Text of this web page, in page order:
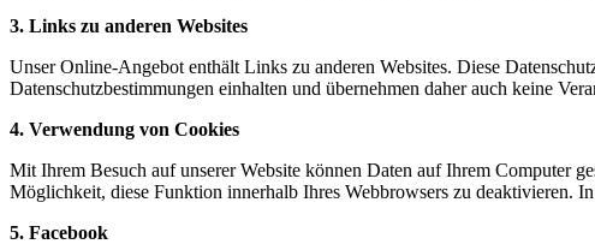
3. Links zu anderen Websites
Unser Online-Angebot enthält Links zu anderen Websites. Diese
Datenschutzbestimmungen einhalten und übernehmen daher auch keine
4. Verwendung von Cookies
Mit Ihrem Besuch auf unserer Website können Daten auf Ihrem Computer
Möglichkeit, diese Funktion innerhalb Ihres Webbrowsers zu deaktivieren.
5. Facebook